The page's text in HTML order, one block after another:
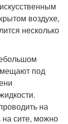
воздухе,
несколько
под
на
на сите, можно